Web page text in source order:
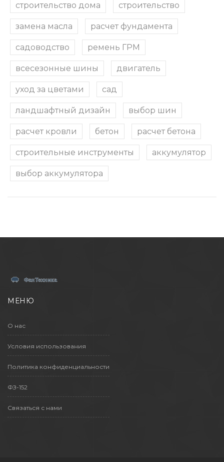
строительство дома строительство
замена масла расчет фундамента
садоводство ремень ГРМ
всесезонные шины двигатель
уход за цветами сад
ландшафтный дизайн выбор шин
расчет кровли бетон расчет бетона
строительные инструменты аккумулятор
выбор аккумулятора
МЕНЮ
О нас
Условия использования
Политика конфиденциальности
ФЗ-152
Связаться с нами